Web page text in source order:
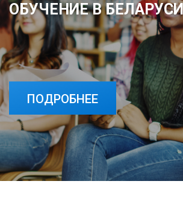
ОБУЧЕНИЕ В БЕЛАРУСИ
ПОДРОБНЕЕ